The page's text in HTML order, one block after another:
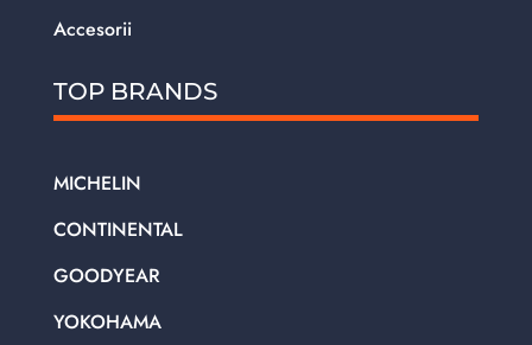
Accesorii
TOP BRANDS
MICHELIN
CONTINENTAL
GOODYEAR
YOKOHAMA